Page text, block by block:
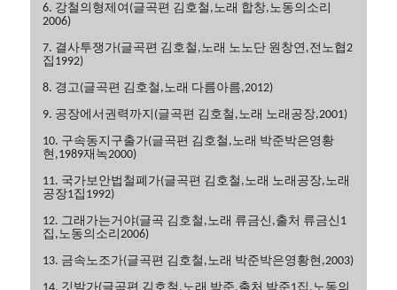
6. 강철의형제여(글곡편 김호철,노래 합창,노동의소리
2006)
7. 결사투쟁가(글곡편 김호철,노래 노노단 원창연,전노협2
집1992)
8. 경고(글곡편 김호철,노래 다름아름,2012)
9. 공장에서권력까지(글곡편 김호철,노래 노래공장,2001)
10. 구속동지구출가(글곡편 김호철,노래 박준박은영황
현,1989재녹2000)
11. 국가보안법철폐가(글곡편 김호철,노래 노래공장,노래
공장1집1992)
12. 그래가는거야(글곡 김호철,노래 류금신,출처 류금신1
집,노동의소리2006)
13. 금속노조가(글곡편 김호철,노래 박준박은영황현,2003)